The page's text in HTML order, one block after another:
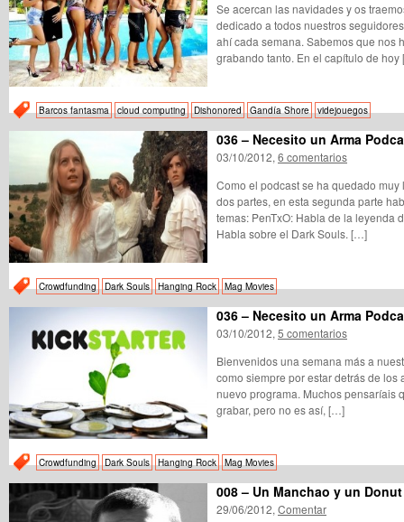
Se acercan las navidades y os
dedicado a todos nuestros
ahí cada semana. Sabemos que nos
grabando tanto. En el capítulo de
Barcos fantasma cloud computing Dishonored Gandía Shore videjouegos
036 – Necesito un Arma
03/10/2012, 6 comentarios
Como el podcast se ha quedado
dos partes, en esta segunda parte
temas: PenTxO: Habla de la leyenda
Habla sobre el Dark Souls. […]
Crowdfunding Dark Souls Hanging Rock Mag Movies
036 – Necesito un Arma
03/10/2012, 5 comentarios
Bienvenidos una semana más a
como siempre por estar detrás de los
nuevo programa. Muchos pensaríais
grabar, pero no es así, […]
Crowdfunding Dark Souls Hanging Rock Mag Movies
008 – Un Manchao y un Donut
29/06/2012, Comentar